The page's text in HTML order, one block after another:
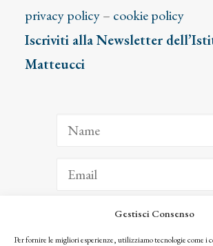
Gestisci Consenso
Per fornire le migliori esperienze, utilizziamo tecnologie come i
privacy policy– cookie policy
Iscriviti alla Newsletter
Matteucci
ISCRIVITI